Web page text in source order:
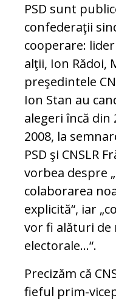
PSD sunt
confederaţii
cooperare:
alţii, Ion Rădoi,
preşedintele
Ion Stan au
alegeri încă din
2008, la
PSD şi CNSLR
vorbea despre
colaborarea
explicită“, iar
vor fi alături de
electorale...“.
Precizăm că
fieful prim-